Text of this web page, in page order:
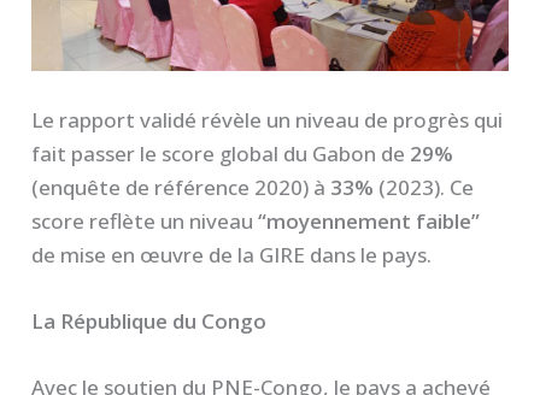
Le rapport validé révèle un niveau de progrès qui
fait passer le score global du Gabon de 29%
(enquête de référence 2020) à 33% (2023). Ce
score reflète un niveau“moyennement faible”
de mise en œuvre de la GIRE dans le pays.
La République du Congo
Avec le soutien du PNE-Congo, le pays a achevé